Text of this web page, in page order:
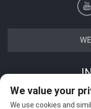
Meld je aan om
We value your
We use cookies and